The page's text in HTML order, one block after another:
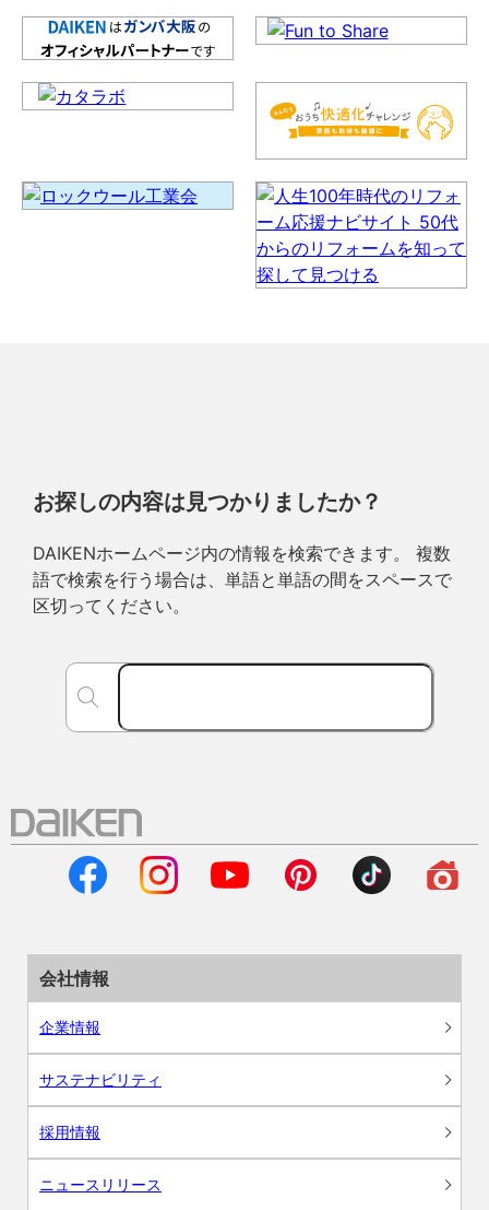
お探しの内容は見つかりましたか？
DAIKENホームページ内の情報を検索できます。 複数
語で検索を行う場合は、単語と単語の間をスペースで
区切ってください。
会社情報
企業情報
サステナビリティ
採用情報
ニュースリリース